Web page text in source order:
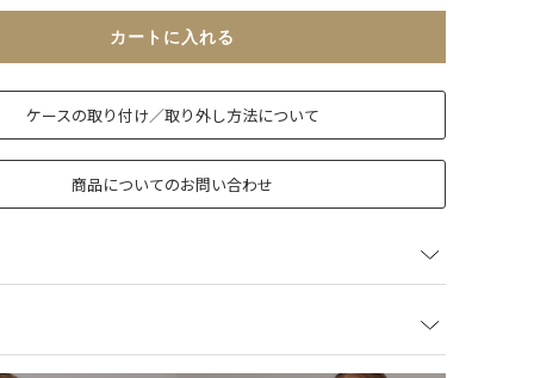
カートに入れる
ケースの取り付け／取り外し方法について
商品についてのお問い合わせ